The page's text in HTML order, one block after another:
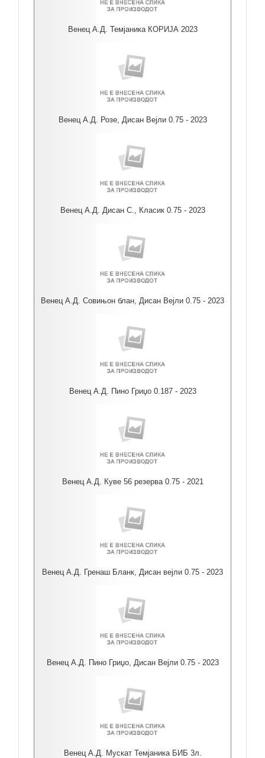
Венец А.Д. Темјаника КОРИЈА 2023
Венец А.Д. Розе, Дисан Вејли 0.75 - 2023
Венец А.Д. Дисан С., Класик 0.75 - 2023
Венец А.Д. Совињон блан, Дисан Вејли 0.75 - 2023
Венец А.Д. Пино Гриџо 0.187 - 2023
Венец А.Д. Куве 56 резерва 0.75 - 2021
Венец А.Д. Гренаш Бланк, Дисан вејли 0.75 - 2023
Венец А.Д. Пино Гриџо, Дисан Вејли 0.75 - 2023
Венец А.Д. Мускат Темјаника БИБ 3л.